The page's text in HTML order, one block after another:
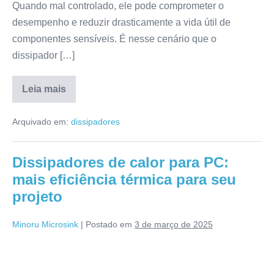
Quando mal controlado, ele pode comprometer o
desempenho e reduzir drasticamente a vida útil de
componentes sensíveis. É nesse cenário que o
dissipador […]
Leia mais
Arquivado em: dissipadores
Dissipadores de calor para PC:
mais eficiência térmica para seu
projeto
Minoru Microsink | Postado em 3 de março de 2025